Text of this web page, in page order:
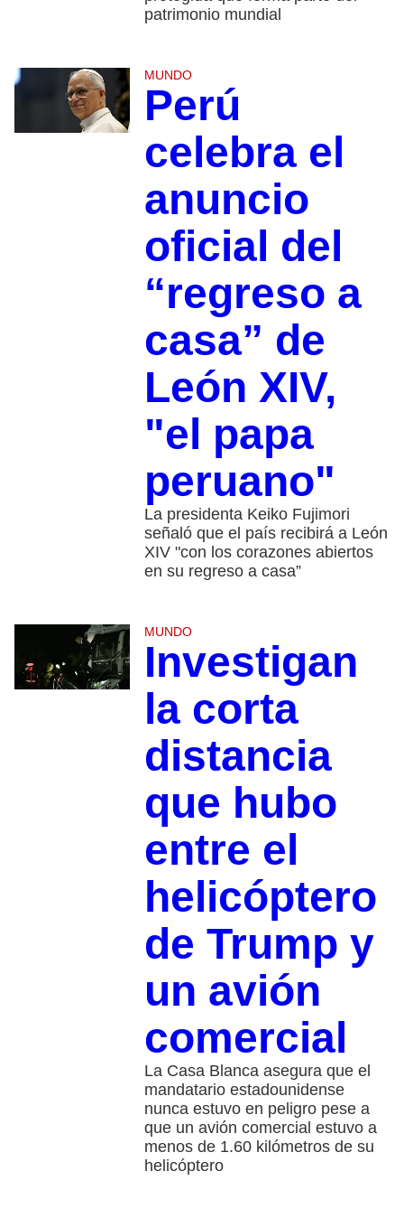
patrimonio mundial
MUNDO
Perú
celebra el
anuncio
oficial del
“regreso a
casa” de
León XIV,
"el papa
peruano"
La presidenta Keiko Fujimori
señaló que el país recibirá a León
XIV "con los corazones abiertos
en su regreso a casa”
MUNDO
Investigan
la corta
distancia
que hubo
entre el
helicóptero
de Trump y
un avión
comercial
La Casa Blanca asegura que el
mandatario estadounidense
nunca estuvo en peligro pese a
que un avión comercial estuvo a
menos de 1.60 kilómetros de su
helicóptero